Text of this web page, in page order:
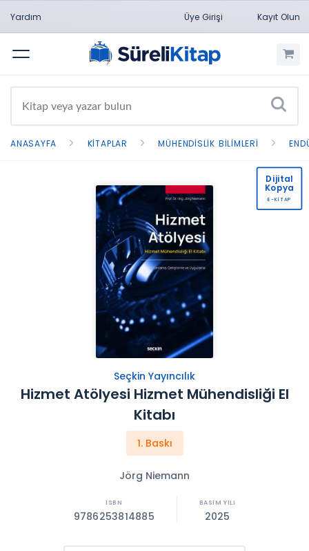
Yardım Üye Girişi Kayıt Olun
Menü
ANASAYFA KITAPLAR MÜHENDISLIK BILIMLERI
Seçkin Yayıncılık
Hizmet Atölyesi Hizmet Mühendisliği El
Kitabı
1. Baskı
Jörg Niemann
9786253814885 2025
Dijital
Kopya
E-KİTAP